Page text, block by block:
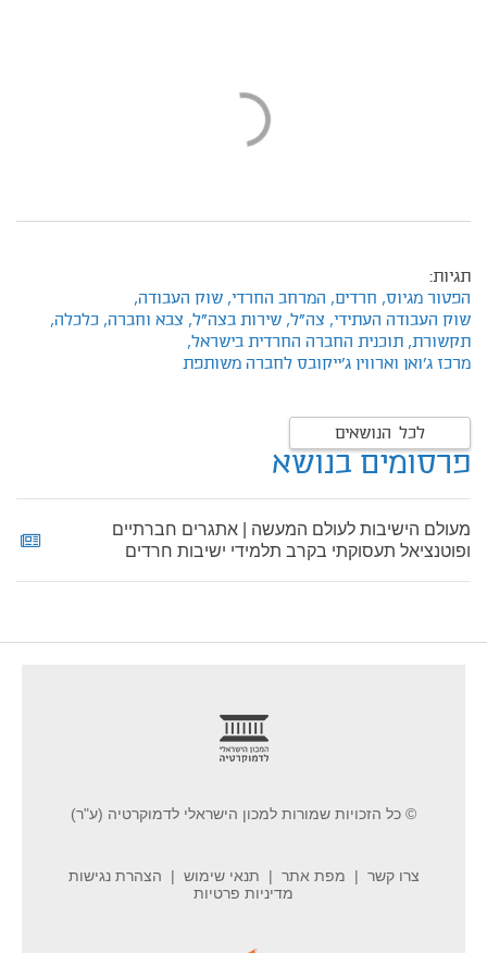
תגיות:
הפטור מגיוס, חרדים, המרחב החרדי, שוק העבודה,
שוק העבודה העתידי, צה"ל, שירות בצה"ל, צבא וחברה, כלכלה,
תקשורת, תוכנית החברה החרדית בישראל,
מרכז ג'ואן וארווין ג'ייקובס לחברה משותפת
לכל הנושאים
פרסומים בנושא
מעולם הישיבות לעולם המעשה | אתגרים חברתיים
ופוטנציאל תעסוקתי בקרב תלמידי ישיבות חרדים
© כל הזכויות שמורות למכון הישראלי לדמוקרטיה (ע"ר)
צרו קשר מפת אתר תנאי שימוש
הצהרת נגישות
מדיניות פרטיות